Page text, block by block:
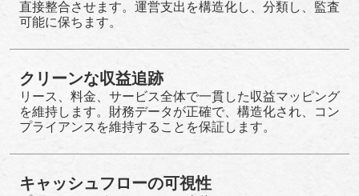
直接整合させます。運営支出を構造化し、分類し、監査
可能に保ちます。
クリーンな収益追跡
リース、料金、サービス全体で一貫した収益マッピング
を維持します。財務データが正確で、構造化され、コン
プライアンスを維持することを保証します。
キャッシュフローの可視性